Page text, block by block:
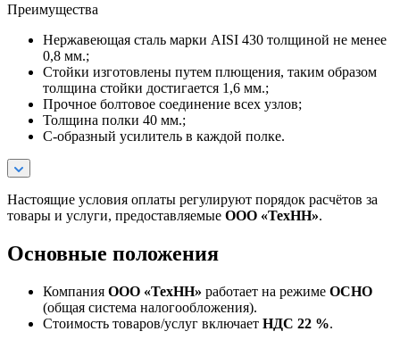
Преимущества
Нержавеющая сталь марки AISI 430 толщиной не менее
0,8 мм.;
Стойки изготовлены путем плющения, таким образом
толщина стойки достигается 1,6 мм.;
Прочное болтовое соединение всех узлов;
Толщина полки 40 мм.;
С-образный усилитель в каждой полке.
Настоящие условия оплаты регулируют порядок расчётов за
товары и услуги, предоставляемые ООО «ТехНН».
Основные положения
Компания ООО «ТехНН» работает на режиме ОСНО
(общая система налогообложения).
Стоимость товаров/услуг включает НДС 22 %.